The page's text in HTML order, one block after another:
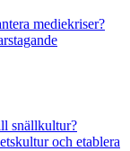
mediekriser?
snällkultur?
och etablera